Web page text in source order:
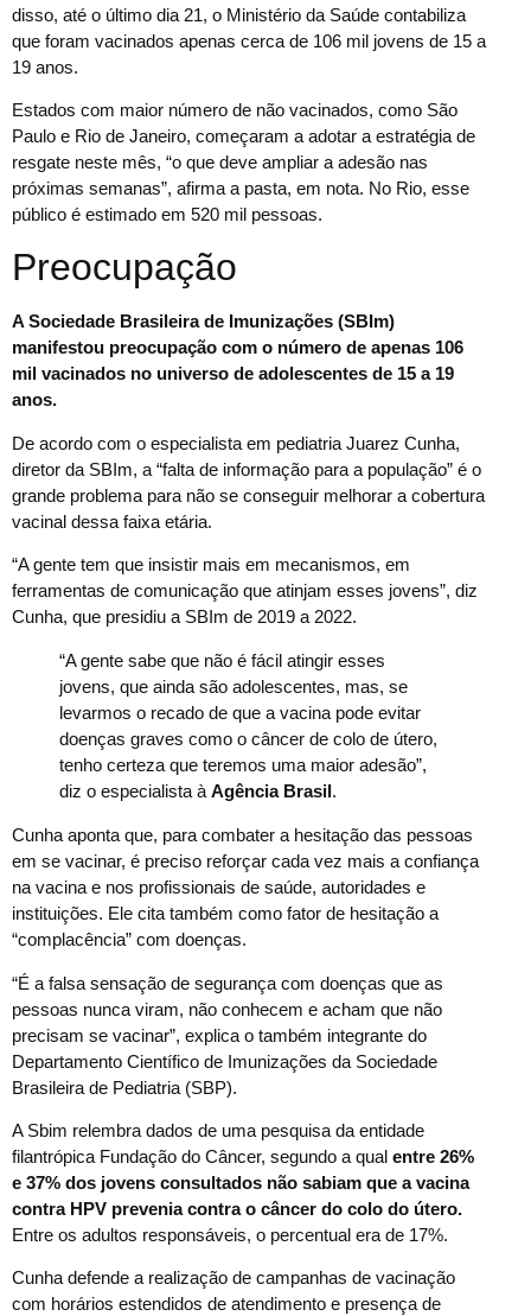
disso, até o último dia 21, o Ministério da Saúde contabiliza
que foram vacinados apenas cerca de 106 mil jovens de 15 a
19 anos.
Estados com maior número de não vacinados, como São
Paulo e Rio de Janeiro, começaram a adotar a estratégia de
resgate neste mês, “o que deve ampliar a adesão nas
próximas semanas”, afirma a pasta, em nota. No Rio, esse
público é estimado em 520 mil pessoas.
Preocupação
A Sociedade Brasileira de Imunizações (SBIm)
manifestou preocupação com o número de apenas 106
mil vacinados no universo de adolescentes de 15 a 19
anos.
De acordo com o especialista em pediatria Juarez Cunha,
diretor da SBIm, a “falta de informação para a população” é o
grande problema para não se conseguir melhorar a cobertura
vacinal dessa faixa etária.
“A gente tem que insistir mais em mecanismos, em
ferramentas de comunicação que atinjam esses jovens”, diz
Cunha, que presidiu a SBIm de 2019 a 2022.
“A gente sabe que não é fácil atingir esses
jovens, que ainda são adolescentes, mas, se
levarmos o recado de que a vacina pode evitar
doenças graves como o câncer de colo de útero,
tenho certeza que teremos uma maior adesão”,
diz o especialista à Agência Brasil.
Cunha aponta que, para combater a hesitação das pessoas
em se vacinar, é preciso reforçar cada vez mais a confiança
na vacina e nos profissionais de saúde, autoridades e
instituições. Ele cita também como fator de hesitação a
“complacência” com doenças.
“É a falsa sensação de segurança com doenças que as
pessoas nunca viram, não conhecem e acham que não
precisam se vacinar”, explica o também integrante do
Departamento Científico de Imunizações da Sociedade
Brasileira de Pediatria (SBP).
A Sbim relembra dados de uma pesquisa da entidade
filantrópica Fundação do Câncer, segundo a qual entre 26%
e 37% dos jovens consultados não sabiam que a vacina
contra HPV prevenia contra o câncer do colo do útero.
Entre os adultos responsáveis, o percentual era de 17%.
Cunha defende a realização de campanhas de vacinação
com horários estendidos de atendimento e presença de